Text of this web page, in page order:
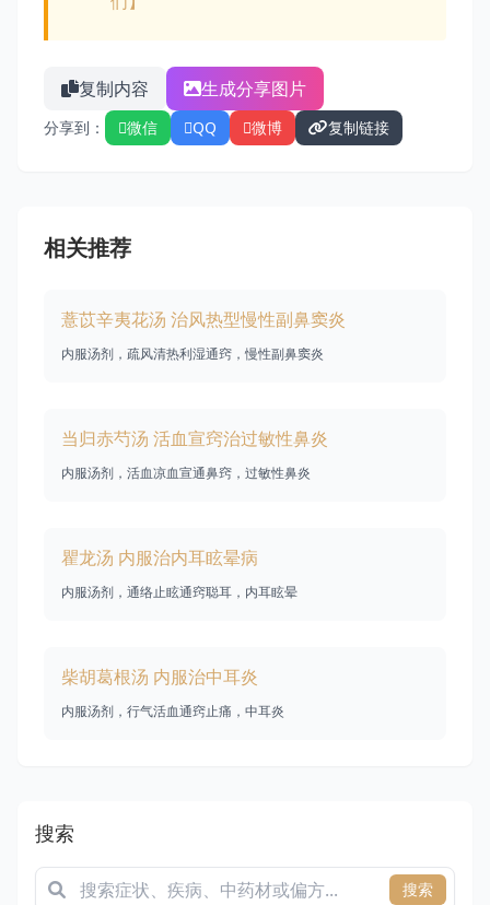
复制内容 生成分享图片
分享到： 微信 QQ 微博 复制链接
相关推荐
薏苡辛夷花汤 治风热型慢性副鼻窦炎
内服汤剂，疏风清热利湿通窍，慢性副鼻窦炎
当归赤芍汤 活血宣窍治过敏性鼻炎
内服汤剂，活血凉血宣通鼻窍，过敏性鼻炎
瞿龙汤 内服治内耳眩晕病
内服汤剂，通络止眩通窍聪耳，内耳眩晕
柴胡葛根汤 内服治中耳炎
内服汤剂，行气活血通窍止痛，中耳炎
搜索
搜索